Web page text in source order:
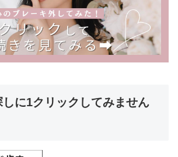
しに1クリックしてみません